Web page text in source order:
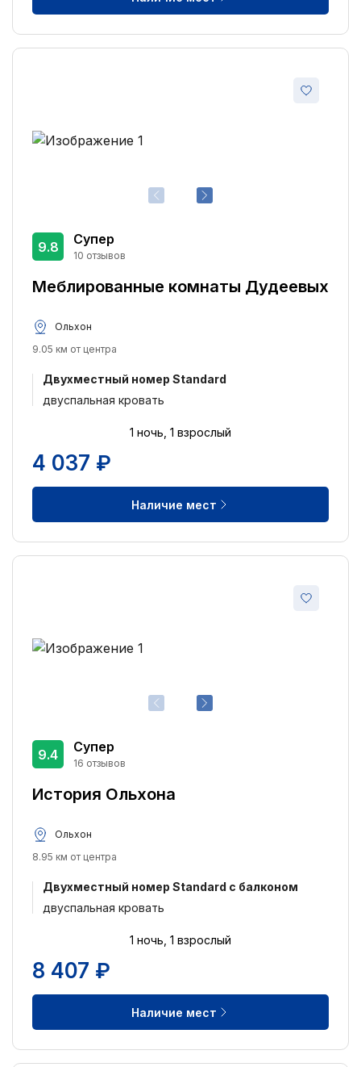
Меблированные комнаты Дудеевых
Супер
10 отзывов
9.8
Ольхон
9.05 км от центра
Двухместный номер Standard
двуспальная кровать
1 ночь, 1 взрослый
4 037 ₽
Наличие мест
История Ольхона
Супер
16 отзывов
9.4
Ольхон
8.95 км от центра
Двухместный номер Standard с балконом
двуспальная кровать
1 ночь, 1 взрослый
8 407 ₽
Наличие мест